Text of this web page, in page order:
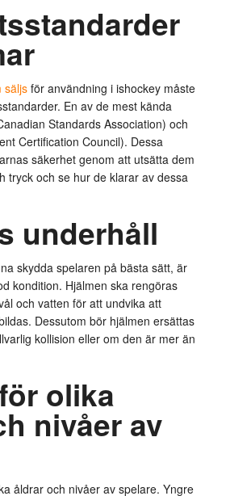
säljs för användning i ishockey måste
En av de mest kända
Standards Association) och
Certification Council). Dessa
säkerhet genom att utsätta dem
tryck och se hur de klarar av dessa
underhåll
skydda spelaren på bästa sätt, är
kondition. Hjälmen ska rengöras
och vatten för att undvika att
Dessutom bör hjälmen ersättas
kollision eller om den är mer än
olika
nivåer av
åldrar och nivåer av spelare. Yngre